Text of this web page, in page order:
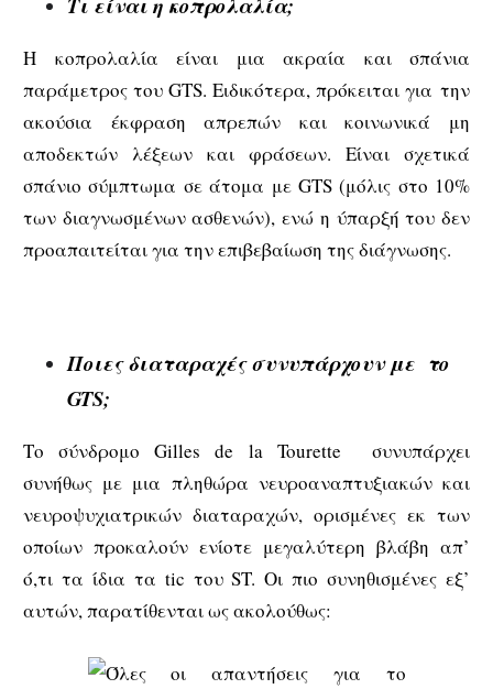
Τι είναι η κοπρολαλία;
Η κοπρολαλία είναι μια ακραία και σπάνια
παράμετρος του GTS. Ειδικότερα, πρόκειται για την
ακούσια έκφραση απρεπών και κοινωνικά μη
αποδεκτών λέξεων και φράσεων. Είναι σχετικά
σπάνιο σύμπτωμα σε άτομα με GTS (μόλις στο 10%
των διαγνωσμένων ασθενών), ενώ η ύπαρξή του δεν
προαπαιτείται για την επιβεβαίωση της διάγνωσης.
Ποιες διαταραχές συνυπάρχουν με το
GTS;
Το σύνδρομο Gilles de la Tourette συνυπάρχει
συνήθως με μια πληθώρα νευροαναπτυξιακών και
νευροψυχιατρικών διαταραχών, ορισμένες εκ των
οποίων προκαλούν ενίοτε μεγαλύτερη βλάβη απ’
ό,τι τα ίδια τα tic του ST. Οι πιο συνηθισμένες εξ’
αυτών, παρατίθενται ως ακολούθως: